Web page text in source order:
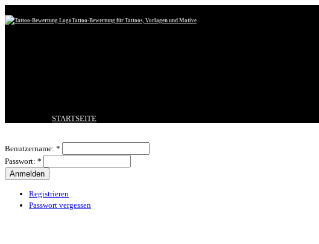
Tattoo-Bewertung für Tattoos, Vorlagen und Motive
STARTSEITE
BESTE TATTOOS
NEUESTE TATTOOS
Benutzername: *
Passwort: *
Registrieren
Passwort vergessen